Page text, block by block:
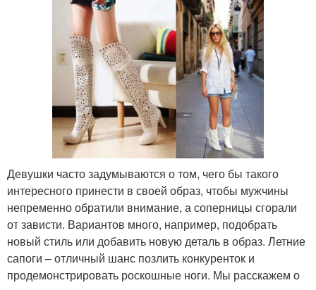
Девушки часто задумываются о том, чего бы такого
интересного принести в своей образ, чтобы мужчины
непременно обратили внимание, а соперницы сгорали
от зависти. Вариантов много, например, подобрать
новый стиль или добавить новую деталь в образ. Летние
сапоги – отличный шанс позлить конкуренток и
продемонстрировать роскошные ноги. Мы расскажем о